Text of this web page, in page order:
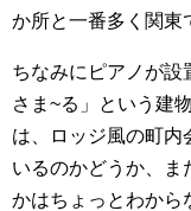
か所と一番多く関東
ちなみにピアノが設
さま~る」という建
は、ロッジ風の町内
いるのかどうか、ま
かはちょっとわから